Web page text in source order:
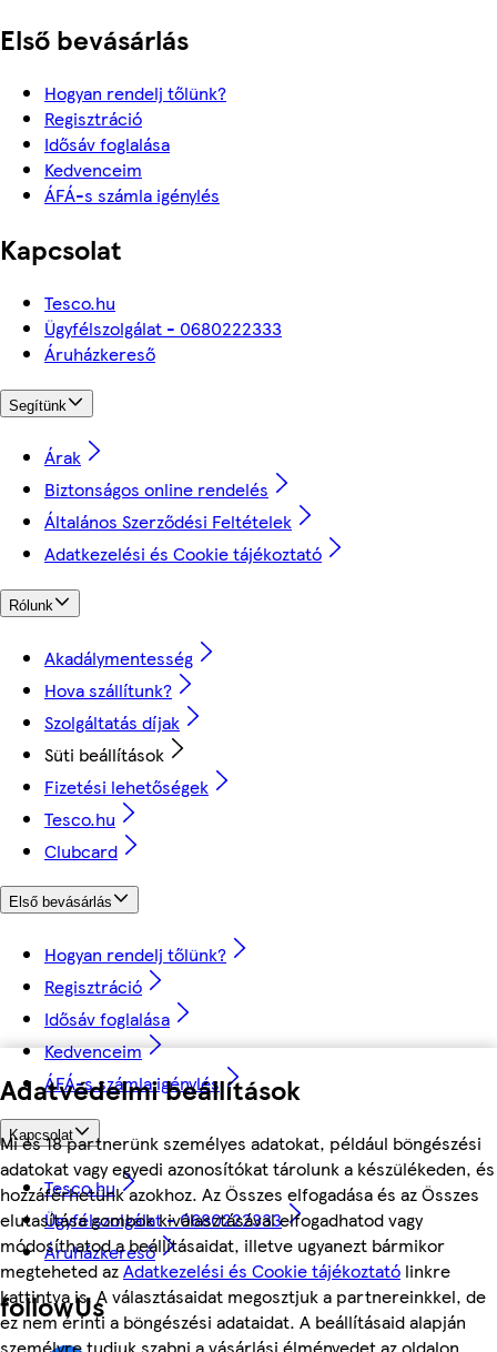
Adatvédelmi beállítások
Mi és 18 partnerünk személyes adatokat, például böngészési
adatokat vagy egyedi azonosítókat tárolunk a készülékeden, és
hozzáférhetünk azokhoz. Az Összes elfogadása és az Összes
elutasítása gombok kiválasztásával elfogadhatod vagy
módosíthatod a beállításaidat, illetve ugyanezt bármikor
megteheted azAdatkezelési és Cookie tájékoztató linkre
kattintva is. A választásaidat megosztjuk a partnereinkkel, de
ez nem érinti a böngészési adataidat. A beállításaid alapján
személyre tudjuk szabni a vásárlási élményedet az oldalon.
Első bevásárlás
Hogyan rendelj tőlünk?
Regisztráció
Idősáv foglalása
Kedvenceim
ÁFÁ-s számla igénylés
Kapcsolat
Tesco.hu
Ügyfélszolgálat - 0680222333
Áruházkereső
Segítünk
Árak
Biztonságos online rendelés
Általános Szerződési Feltételek
Adatkezelési és Cookie tájékoztató
Rólunk
Akadálymentesség
Hova szállítunk?
Szolgáltatás díjak
Süti beállítások
Fizetési lehetőségek
Tesco.hu
Clubcard
Első bevásárlás
Hogyan rendelj tőlünk?
Regisztráció
Idősáv foglalása
Kedvenceim
ÁFÁ-s számla igénylés
Kapcsolat
Tesco.hu
Ügyfélszolgálat - 0680222333
Áruházkereső
followUs